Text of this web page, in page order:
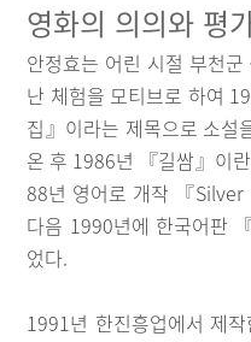
영화의 의의와 평
안정효는 어린 시절 부천
난 체험을 모티브로 하여
집』이라는 제목으로 소설
온 후 1986년 『길쌈』이
88년 영어로 개작 『
다음 1990년에 한국어판
었다.
1991년 한진흥업에서 제